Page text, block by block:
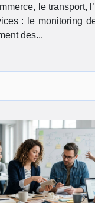
le transport,
: le monitoring
des...